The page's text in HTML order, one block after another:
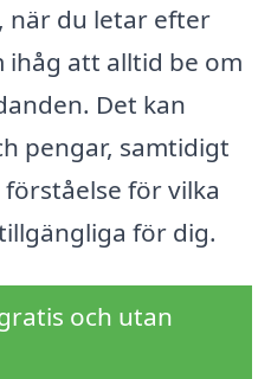
när du letar efter
ihåg att alltid be om
Det kan
pengar, samtidigt
för vilka
för dig.
och utan